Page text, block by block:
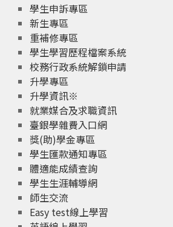
學生申訴專區
新生專區
重補修專區
學生學習歷程檔案系統
校務行政系統解鎖申請
升學專區
升學資訊※
就業媒合及求職資訊
臺銀學雜費入口網
獎(助)學金專區
學生匯款通知專區
體適能成績查詢
學生生涯輔導網
師生交流
Easy test線上學習